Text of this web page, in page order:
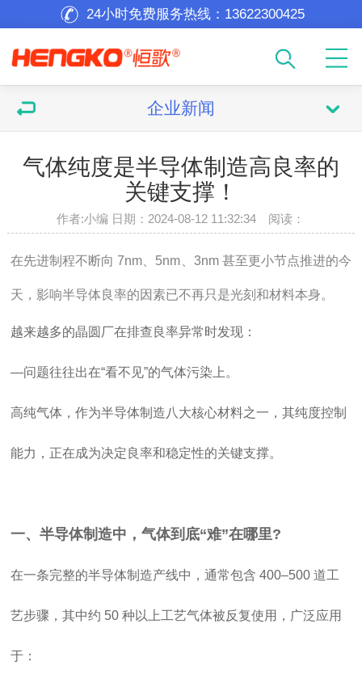
24小时免费服务热线： 13622300425
企业新闻
气体纯度是半导体制造高良率的
关键支撑！
作者:小编 日期：2024-08-12 11:32:34 阅读：
在先进制程不断向 7nm、5nm、3nm 甚至更小节点推进的今
天，影响半导体良率的因素已不再只是光刻和材料本身。
越来越多的晶圆厂在排查良率异常时发现：
—问题往往出在“看不见”的气体污染上。
高纯气体，作为半导体制造八大核心材料之一，其纯度控制
能力，正在成为决定良率和稳定性的关键支撑。
一、半导体制造中，气体到底“难”在哪里?
在一条完整的半导体制造产线中，通常包含 400–500 道工
艺步骤，其中约 50 种以上工艺气体被反复使用，广泛应用
于：